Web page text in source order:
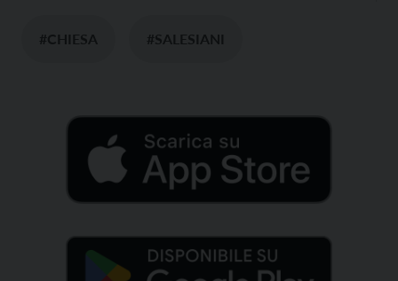
#CHIESA #SALESIANI